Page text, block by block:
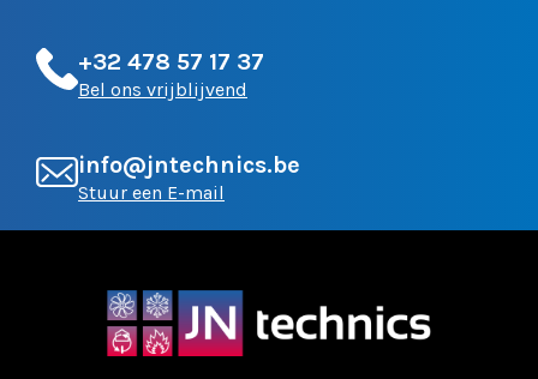
+32 478 57 17 37
Bel ons vrijblijvend
info@jntechnics.be
Stuur een E-mail